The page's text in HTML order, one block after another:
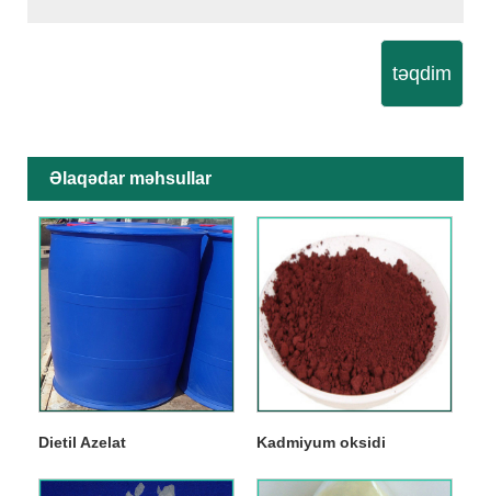
təqdim
Əlaqədar məhsullar
Dietil Azelat Kadmiyum oksidi